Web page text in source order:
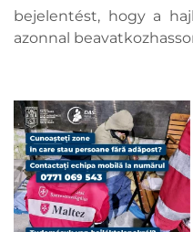
bejelentést, hogy a
azonnal